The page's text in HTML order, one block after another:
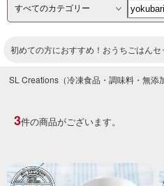
初めての方におすすめ！おうちごはんセ
SL Creations（冷凍食品・調味料・無添
3件の商品がございます。